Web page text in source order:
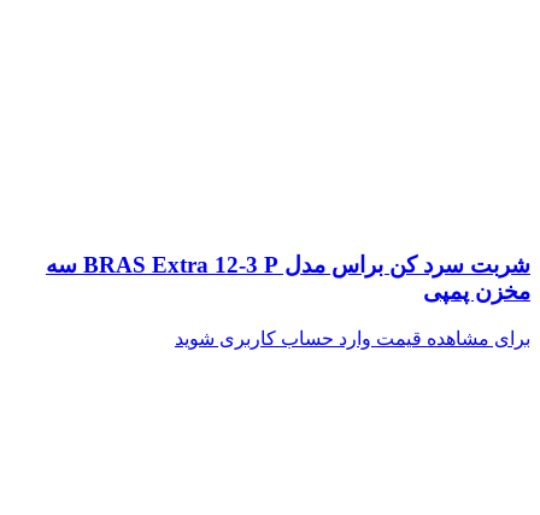
شربت سرد کن براس مدل BRAS Extra 12-3 P سه
مخزن پمپی
برای مشاهده قیمت وارد حساب کاربری شوید